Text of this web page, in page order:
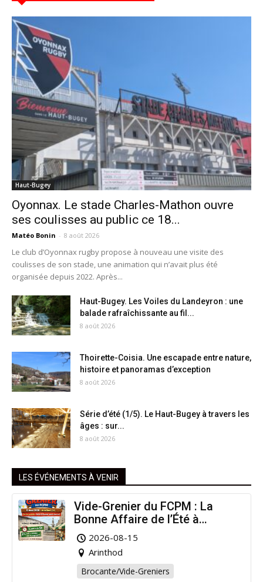
Haut-Bugey
Oyonnax. Le stade Charles-Mathon ouvre
ses coulisses au public ce 18...
Matéo Bonin - 8 août 2026
Le club d’Oyonnax rugby propose à nouveau une visite des
coulisses de son stade, une animation qui n’avait plus été
organisée depuis 2022. Après...
Haut-Bugey. Les Voiles du Landeyron : une
balade rafraîchissante au fil...
8 août 2026
Thoirette-Coisia. Une escapade entre nature,
histoire et panoramas d’exception
8 août 2026
Série d’été (1/5). Le Haut-Bugey à travers les
âges : sur...
8 août 2026
LES ÉVÉNEMENTS À VENIR
Vide-Grenier du FCPM : La
Bonne Affaire de l’Été à
Arinthod !
2026-08-15
Arinthod
Brocante/Vide-Greniers